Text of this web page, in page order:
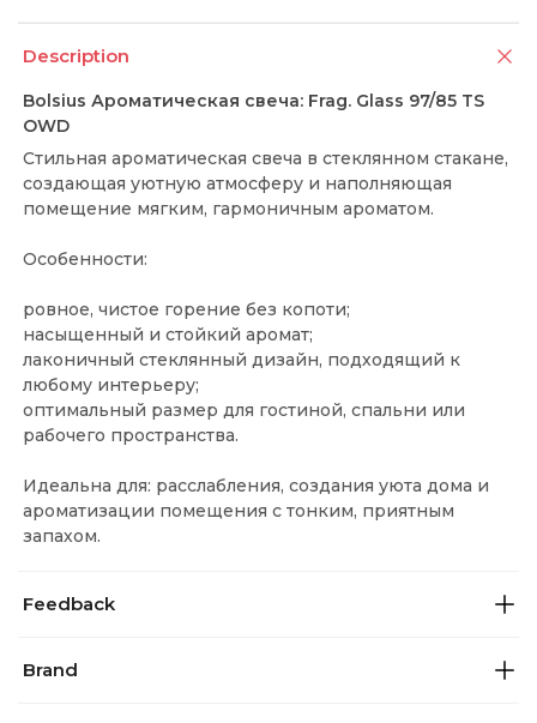
Description
Bolsius Ароматическая свеча: Frag. Glass 97/85 TS
OWD
Стильная ароматическая свеча в стеклянном стакане,
создающая уютную атмосферу и наполняющая
помещение мягким, гармоничным ароматом.
Особенности:
ровное, чистое горение без копоти;
насыщенный и стойкий аромат;
лаконичный стеклянный дизайн, подходящий к
любому интерьеру;
оптимальный размер для гостиной, спальни или
рабочего пространства.
Идеальна для: расслабления, создания уюта дома и
ароматизации помещения с тонким, приятным
запахом.
Feedback
Brand